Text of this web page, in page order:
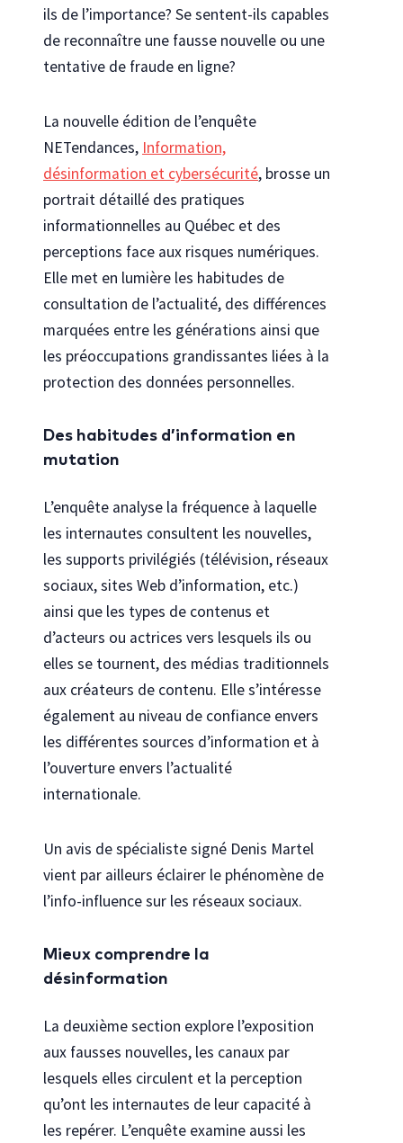
ils de l’importance? Se sentent-ils capables
de reconnaître une fausse nouvelle ou une
tentative de fraude en ligne?
La nouvelle édition de l’enquête
NETendances, Information,
désinformation et cybersécurité, brosse un
portrait détaillé des pratiques
informationnelles au Québec et des
perceptions face aux risques numériques.
Elle met en lumière les habitudes de
consultation de l’actualité, des différences
marquées entre les générations ainsi que
les préoccupations grandissantes liées à la
protection des données personnelles.
Des habitudes d’information en
mutation
L’enquête analyse la fréquence à laquelle
les internautes consultent les nouvelles,
les supports privilégiés (télévision, réseaux
sociaux, sites Web d’information, etc.)
ainsi que les types de contenus et
d’acteurs ou actrices vers lesquels ils ou
elles se tournent, des médias traditionnels
aux créateurs de contenu. Elle s’intéresse
également au niveau de confiance envers
les différentes sources d’information et à
l’ouverture envers l’actualité
internationale.
Un avis de spécialiste signé Denis Martel
vient par ailleurs éclairer le phénomène de
l’info-influence sur les réseaux sociaux.
Mieux comprendre la
désinformation
La deuxième section explore l’exposition
aux fausses nouvelles, les canaux par
lesquels elles circulent et la perception
qu’ont les internautes de leur capacité à
les repérer. L’enquête examine aussi les